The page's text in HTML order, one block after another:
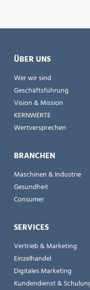
ÜBER UNS
Wer wir sind
Geschäftsführung
Vision & Mission
KERNWERTE
Wertversprechen
BRANCHEN
Maschinen & Industrie
Gesundheit
Consumer
SERVICES
Vertrieb & Marketing
Einzelhandel
Digitales Marketing
Kundendienst &